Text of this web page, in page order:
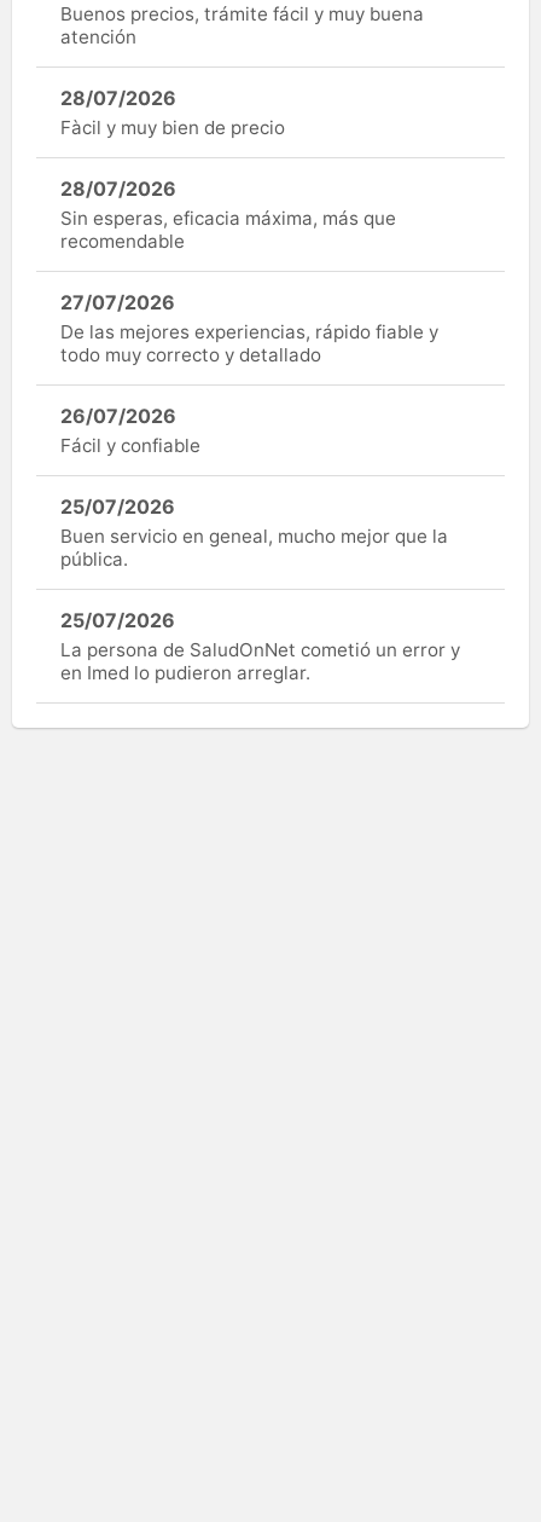
Buenos precios, trámite fácil y muy buena
atención
28/07/2026
Fàcil y muy bien de precio
28/07/2026
Sin esperas, eficacia máxima, más que
recomendable
27/07/2026
De las mejores experiencias, rápido fiable y
todo muy correcto y detallado
26/07/2026
Fácil y confiable
25/07/2026
Buen servicio en geneal, mucho mejor que la
pública.
25/07/2026
La persona de SaludOnNet cometió un error y
en Imed lo pudieron arreglar.